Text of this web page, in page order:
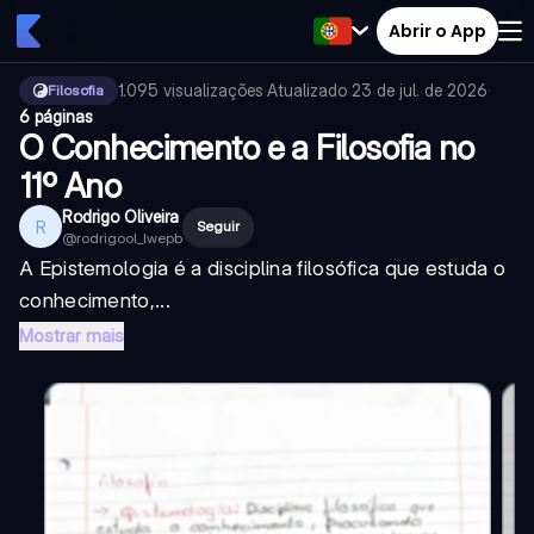
Abrir o App
Filosofia 1.095 visualizações·Atualizado 23 de jul. de 2026·
6 páginas
O Conhecimento e a Filosofia no
11º Ano
R Rodrigo Oliveira
@rodrigool_lwepb
Seguir
A Epistemologia é a disciplina filosófica que estuda o
conhecimento,...
Mostrar mais